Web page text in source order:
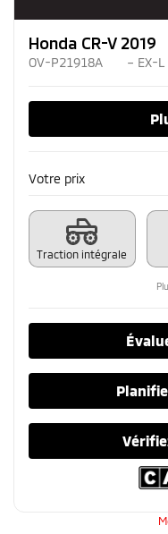
Honda CR-V 2019
OV-P21918A – EX-L
Votre prix
Traction intégrale